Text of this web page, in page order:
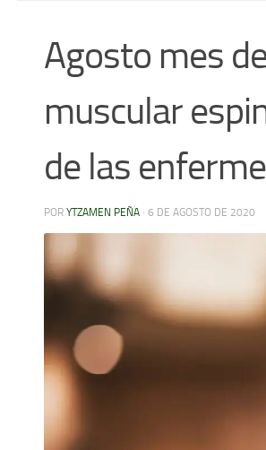
Agosto mes
muscular
de las
POR YTZAMEN PEÑA · 6 DE AGOSTO DE 2020